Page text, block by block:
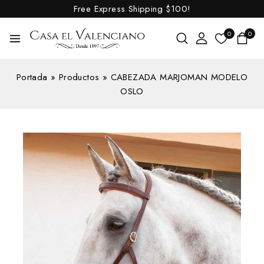
Free Express Shipping $100!
0 0
Portada » Productos » CABEZADA MARJOMAN MODELO
OSLO